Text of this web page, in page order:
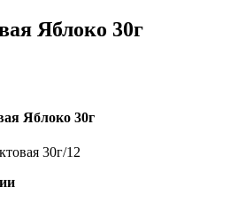
Яблоко 30г
Яблоко 30г
30г/12